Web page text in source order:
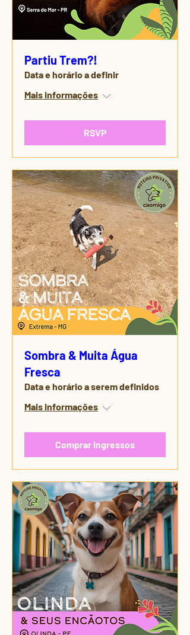
Partiu Trem?!
Data e horário a definir
Mais informações
RSVP
Sombra & Muita Água
Fresca
Data e horário a serem definidos
Mais informações
Comprar ingressos